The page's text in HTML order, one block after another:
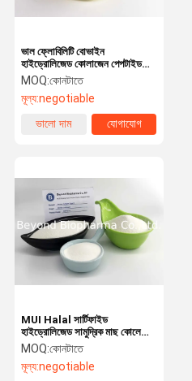
ভাল ফ্লোবিলিটি বোভাইন
হাইড্রোলিজেড কোলাজেন পেপটাইড
কোলেগেন প্রকার 1 এবং টাইপ 3
ধারণকারী
MOQ:কোনটাতে
মূল্য:negotiable
ভালো দাম
যোগাযোগ
MUI Halal সার্টিফাইড
হাইড্রোলিজেড সামুদ্রিক মাছ কোলেগেন
পেপটাইডস স্কিন এবং যৌথ স্বাস্থ্যের
জন্য
MOQ:কোনটাতে
মূল্য:negotiable